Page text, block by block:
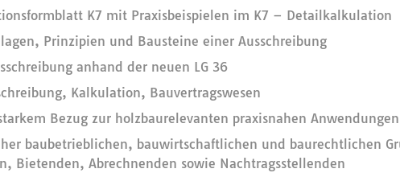
K7 mit Praxisbeispielen im K7 – Detailkalkulation
Prinzipien und Bausteine einer Ausschreibung
anhand der neuen LG 36
Kalkulation, Bauvertragswesen
Bezug zur holzbaurelevanten praxisnahen Anwendungen
baubetrieblichen, bauwirtschaftlichen und baurechtlichen
Bietenden, Abrechnenden sowie Nachtragsstellenden